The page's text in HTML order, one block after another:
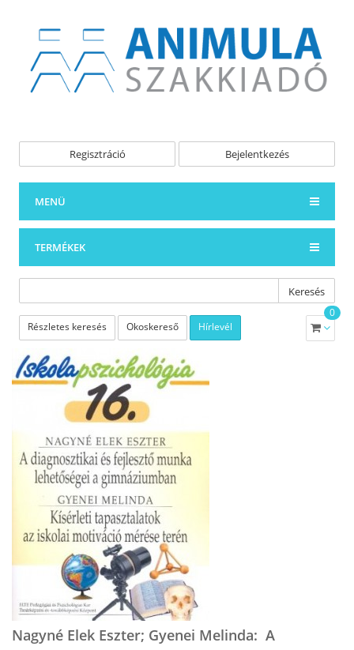
Regisztráció Bejelentkezés
MENÜ
TERMÉKEK
Keresés
Részletes keresés Okoskereső Hírlevél
0
Nagyné Elek Eszter; Gyenei Melinda: A